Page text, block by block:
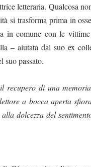
letteraria. Qualcosa
si trasforma prima in
in comune con le
– aiutata dal suo ex
suo passato.
di una
a bocca aperta
dolcezza del